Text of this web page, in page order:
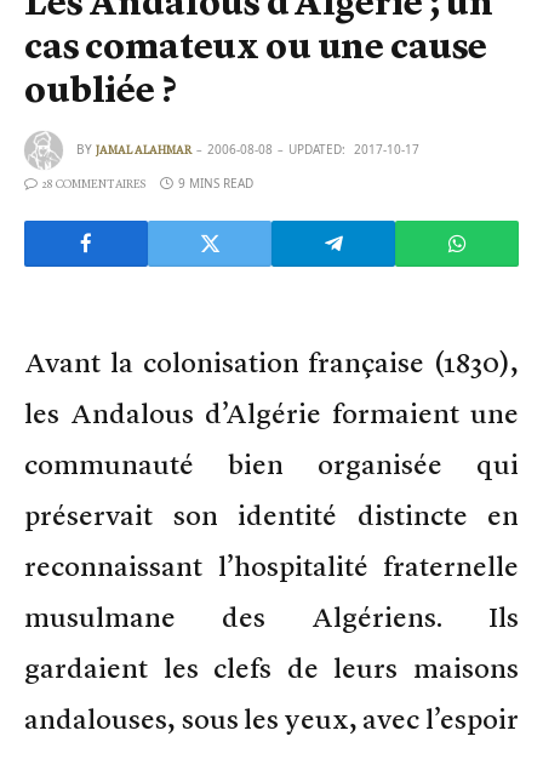
cas comateux ou une cause
oubliée ?
BY JAMAL ALAHMAR 2006-08-08 UPDATED: 2017-10-17
28 COMMENTAIRES 9 MINS READ
Avant la colonisation française (1830),
les Andalous d’Algérie formaient une
communauté bien organisée qui
préservait son identité distincte en
reconnaissant l’hospitalité fraternelle
musulmane des Algériens. Ils
gardaient les clefs de leurs maisons
andalouses, sous les yeux, avec l’espoir